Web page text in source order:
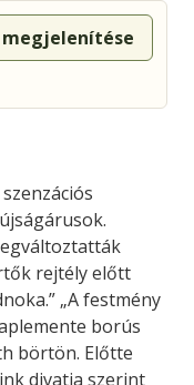
megjelenítése
rejtély előtt
„A festmény
borús
börtön. Előtte
divatja szerint